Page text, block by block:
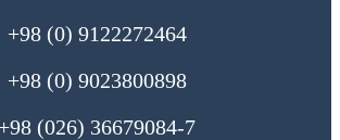
9122272464 (0) 98+
9023800898 (0) 98+
36679084-7 (026) 98+